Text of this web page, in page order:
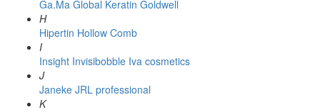
Ga.Ma Global Keratin Goldwell
H
Hipertin Hollow Comb
I
Insight Invisibobble Iva cosmetics
J
Janeke JRL professional
K